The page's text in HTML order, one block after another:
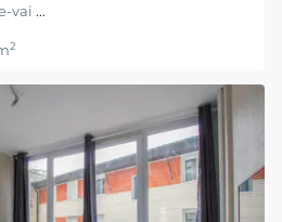
vai ...
2